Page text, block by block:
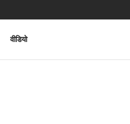
वीडियो